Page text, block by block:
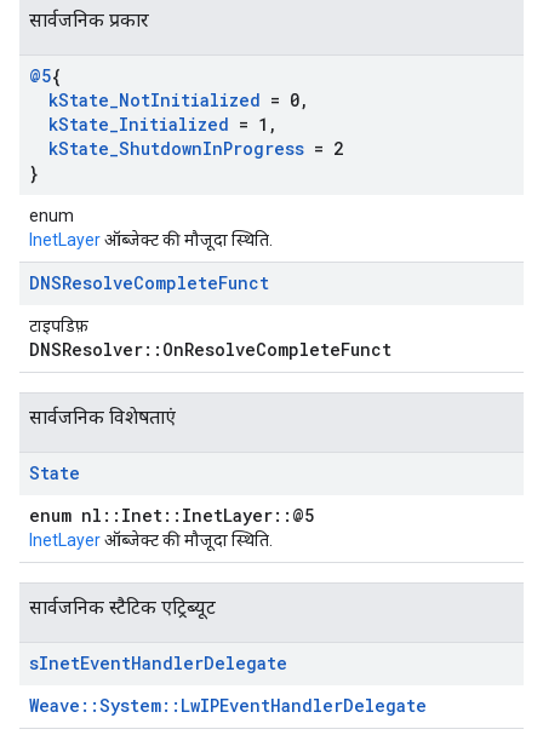
सार्वजनिक प्रकार
@5{
kState_NotInitialized = 0,
kState_Initialized = 1 ,
kState_ShutdownInProgress = 2
}
enum
InetLayerऑब्जेक्ट की मौजूदा स्थिति.
DNSResolveCompleteFunct
टाइपडिफ़
DNSResolver::OnResolveCompleteFunct
सार्वजनिक विशेषताएं
State
enum nl::Inet::InetLayer::@5
InetLayerऑब्जेक्ट की मौजूदा स्थिति.
सार्वजनिक स्टैटिक एट्रिब्यूट
sInetEventHandlerDelegate
Weave::System::LwIPEventHandlerDelegate